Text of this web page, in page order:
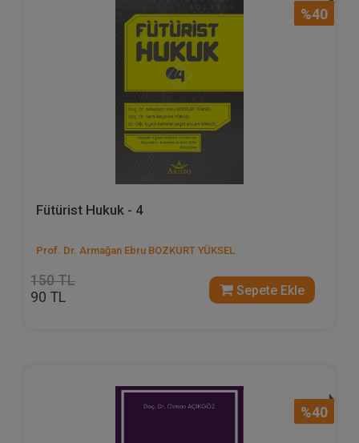
%40
Fütürist Hukuk - 4
Prof. Dr. Armağan Ebru BOZKURT YÜKSEL
150 TL
90 TL Sepete Ekle
%40